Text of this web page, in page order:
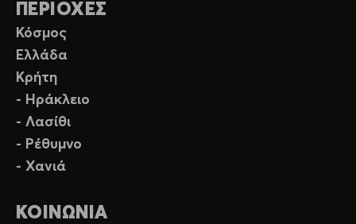
ΠΕΡΙΟΧΕΣ
Κόσμος
Ελλάδα
Κρήτη
- Ηράκλειο
- Λασίθι
- Ρέθυμνο
- Χανιά
ΚΟΙΝΩΝΙΑ